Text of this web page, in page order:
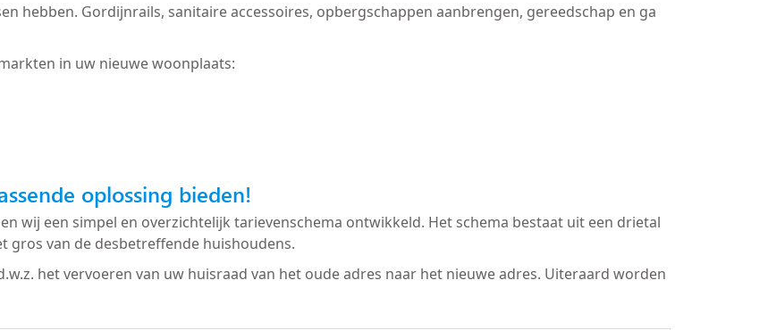
hebben. Gordijnrails, sanitaire accessoires, opbergschappen aanbrengen, gereedschap en ga
in uw nieuwe woonplaats:
oplossing bieden!
wij een simpel en overzichtelijk tarievenschema ontwikkeld. Het schema bestaat uit een drietal
gros van de desbetreffende huishoudens.
het vervoeren van uw huisraad van het oude adres naar het nieuwe adres. Uiteraard worden